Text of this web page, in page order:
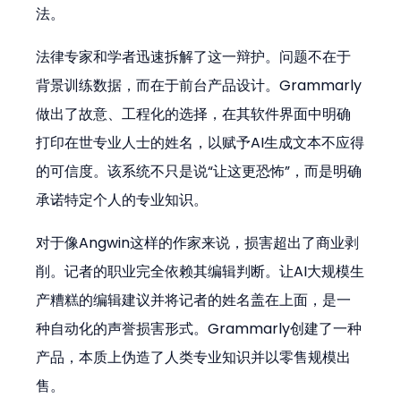
法。
法律专家和学者迅速拆解了这一辩护。问题不在于
背景训练数据，而在于前台产品设计。Grammarly
做出了故意、工程化的选择，在其软件界面中明确
打印在世专业人士的姓名，以赋予AI生成文本不应得
的可信度。该系统不只是说“让这更恐怖”，而是明确
承诺特定个人的专业知识。
对于像Angwin这样的作家来说，损害超出了商业剥
削。记者的职业完全依赖其编辑判断。让AI大规模生
产糟糕的编辑建议并将记者的姓名盖在上面，是一
种自动化的声誉损害形式。Grammarly创建了一种
产品，本质上伪造了人类专业知识并以零售规模出
售。